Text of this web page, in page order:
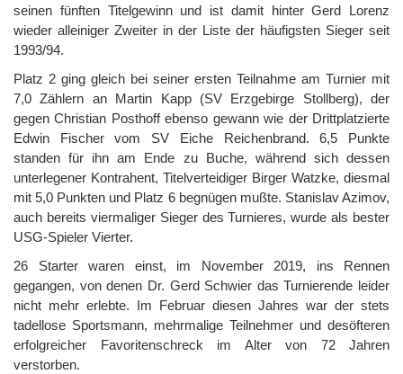
seinen fünften Titelgewinn und ist damit hinter Gerd Lorenz
wieder alleiniger Zweiter in der Liste der häufigsten Sieger seit
1993/94.
Platz 2 ging gleich bei seiner ersten Teilnahme am Turnier mit
7,0 Zählern an Martin Kapp (SV Erzgebirge Stollberg), der
gegen Christian Posthoff ebenso gewann wie der Drittplatzierte
Edwin Fischer vom SV Eiche Reichenbrand. 6,5 Punkte
standen für ihn am Ende zu Buche, während sich dessen
unterlegener Kontrahent, Titelverteidiger Birger Watzke, diesmal
mit 5,0 Punkten und Platz 6 begnügen mußte. Stanislav Azimov,
auch bereits viermaliger Sieger des Turnieres, wurde als bester
USG-Spieler Vierter.
26 Starter waren einst, im November 2019, ins Rennen
gegangen, von denen Dr. Gerd Schwier das Turnierende leider
nicht mehr erlebte. Im Februar diesen Jahres war der stets
tadellose Sportsmann, mehrmalige Teilnehmer und desöfteren
erfolgreicher Favoritenschreck im Alter von 72 Jahren
verstorben.